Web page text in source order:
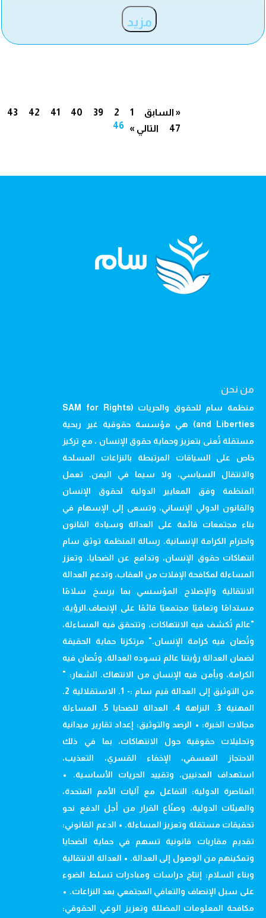
مزيد
« السابق 1
2
39
40
41
42
43
46
47 التالي »
من نحن
منظمة سام للحقوق والحريات (SAM for Rights
and Liberties) هي مؤسسة حقوقية غير ربحية
مستقلة تُعنى بتعزيز وحماية حقوق الإنسان ، مع تركيز
خاص على السياقات المرتبطة بالنزاعات المسلحة
والانتقال السياسي، ولا سيما في اليمن. تعمل
المنظمة وفق المعايير الدولية لحقوق الإنسان
والقانون الدولي الإنساني، وتسعى إلى الإسهام في
بناء مجتمعات قائمة على العدالة وسيادة القانون
واحترام الكرامة الإنسانية. رسالة المنظمة توثق سام
انتهاكات حقوق الإنسان، وتدافع عن الضحايا، وتعزز
المساءلة لمكافحة الإفلات من العقاب، وتدعم العدالة
الانتقالية والإصلاح المؤسسي بما يرسخ سلامًا
مستدامًا وتعافيًا مجتمعيًا قائمًا على الإنصاف.الرؤية:
"عالم تُكشف فيه الانتهاكات، وتتحقق فيه المساءلة،
وتُصان فيه كرامة الإنسان." مرتكزنا حماية الحقيقة
لضمان العدالة رؤيتنا عالم تسوده العدالة، وتُصان فيه
الكرامة، ويأمن فيه الإنسان من الانتهاك. الشعار: "
من التوثيق إلى العدالة قيم سام :- 1. الاستقلالية 2.
المهنية 3. النزاهة 4. العدالة للضحايا 5. المساءلة
مجالات الخبرة: • الرصد والتوثيق: إعداد تقارير ميدانية
وتحليلات حقوقية حول الانتهاكات، بما في ذلك
الاحتجاز التعسفي، الإخفاء القسري، التعذيب،
استهداف المدنيين، وتقييد الحريات الأساسية. •
المناصرة الدولية: التفاعل مع آليات الأمم المتحدة،
والهيئات الدولية، وصنّاع القرار من أجل الدفع نحو
تحقيقات مستقلة وتعزيز المساءلة. • الدعم القانوني:
تقديم مقاربات قانونية تسهم في حماية الضحايا
وتمكينهم من الوصول إلى العدالة. • العدالة الانتقالية
وبناء السلام: إنتاج دراسات ومبادرات تسلط الضوء
على سبل الإنصاف والتعافي المجتمعي بعد النزاعات. •
مكافحة المعلومات المضللة وتعزيز الوعي الحقوقي: